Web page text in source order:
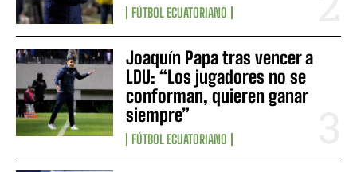
FÚTBOL ECUATORIANO
Joaquín Papa tras vencer a
LDU: “Los jugadores no se
conforman, quieren ganar
siempre”
FÚTBOL ECUATORIANO